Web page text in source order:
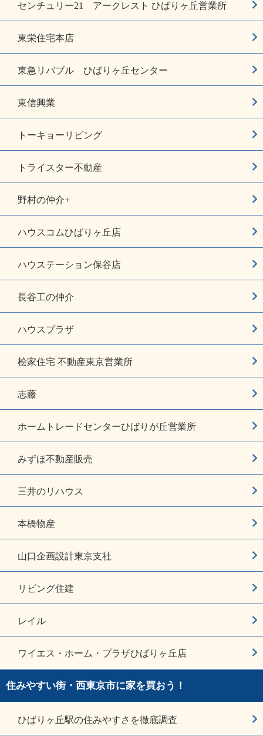
センチュリー21 アークレスト ひばりヶ丘営業所
東栄住宅本店
東急リバブル ひばりヶ丘センター
東信興業
トーキョーリビング
トライスター不動産
野村の仲介+
ハウスコムひばりヶ丘店
ハウステーション保谷店
長谷工の仲介
ハウスプラザ
桧家住宅 不動産東京営業所
志藤
ホームトレードセンターひばりが丘営業所
みずほ不動産販売
三井のリハウス
本橋物産
山口企画設計東京支社
リビング住建
レイル
ワイエス・ホーム・プラザひばりヶ丘店
住みやすい街・西東京市に家を買おう！
ひばりヶ丘駅の住みやすさを徹底調査